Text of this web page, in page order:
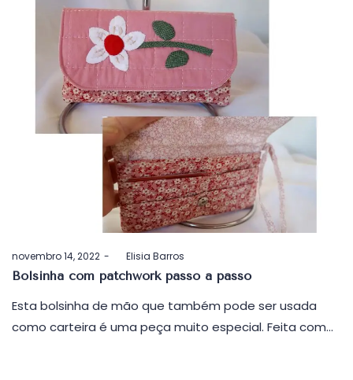
Postado
em
novembro 14, 2022 byElisia Barros
Bolsinha com patchwork passo a passo
Esta bolsinha de mão que também pode ser usada
como carteira é uma peça muito especial. Feita com…